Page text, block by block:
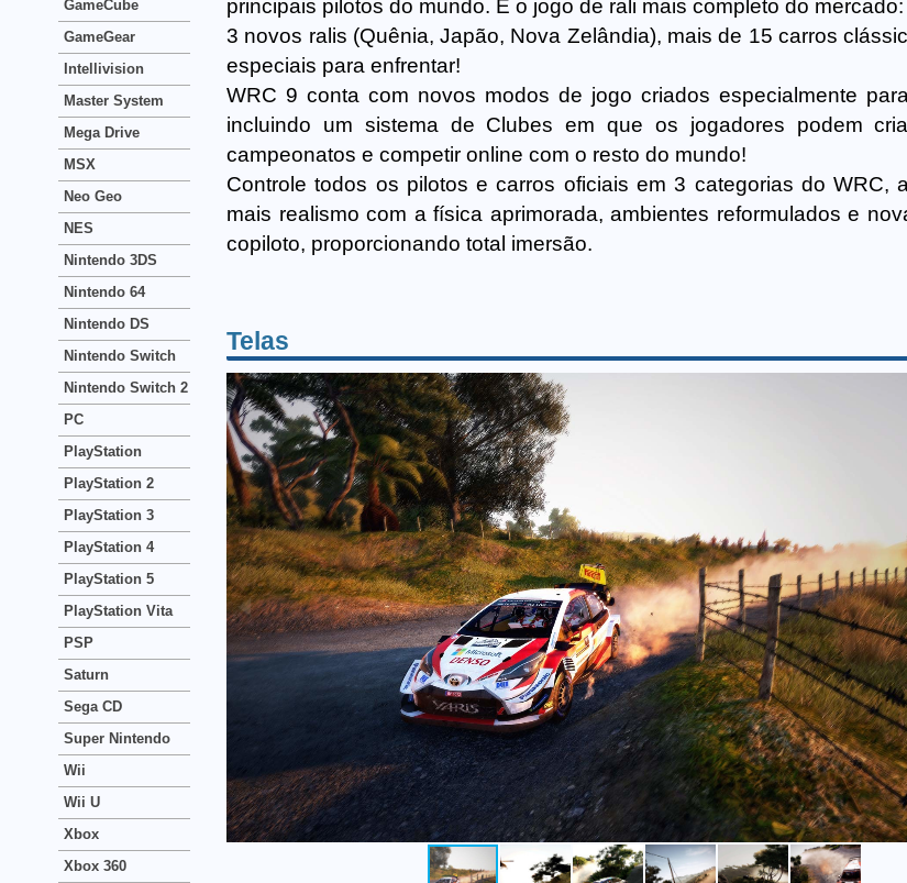
principais pilotos do mundo. É o jogo de rali mais completo do mercado:
3 novos ralis (Quênia, Japão, Nova Zelândia), mais de 15 carros
especiais para enfrentar!
WRC 9 conta com novos modos de jogo criados especialmente
incluindo um sistema de Clubes em que os jogadores podem
campeonatos e competir online com o resto do mundo!
Controle todos os pilotos e carros oficiais em 3 categorias do WRC,
mais realismo com a física aprimorada, ambientes reformulados e
copiloto, proporcionando total imersão.
Telas
GameCube
GameGear
Intellivision
Master System
Mega Drive
MSX
Neo Geo
NES
Nintendo 3DS
Nintendo 64
Nintendo DS
Nintendo Switch
Nintendo Switch 2
PC
PlayStation
PlayStation 2
PlayStation 3
PlayStation 4
PlayStation 5
PlayStation Vita
PSP
Saturn
Sega CD
Super Nintendo
Wii
Wii U
Xbox
Xbox 360